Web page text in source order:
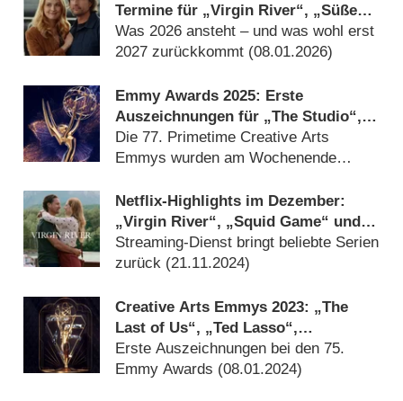
Termine für „Virgin River“, „Süße
Magnolien“ und sehr viel mehr
Was 2026 ansteht – und was wohl erst
2027 zurückkommt (08.01.2026)
Emmy Awards 2025: Erste
Auszeichnungen für „The Studio“,
„The Penguin“ und „Saturday Night
Live“
Die 77. Primetime Creative Arts
Emmys wurden am Wochenende
Netflix-Highlights im Dezember:
„Virgin River“, „Squid Game“ und
Keira Knightley in „Black Doves“
Streaming-Dienst bringt beliebte Serien
zurück (21.11.2024)
Creative Arts Emmys 2023: „The
Last of Us“, „Ted Lasso“,
„Wednesday“ und „The Bear“
räumen ab
Erste Auszeichnungen bei den 75.
Emmy Awards (08.01.2024)